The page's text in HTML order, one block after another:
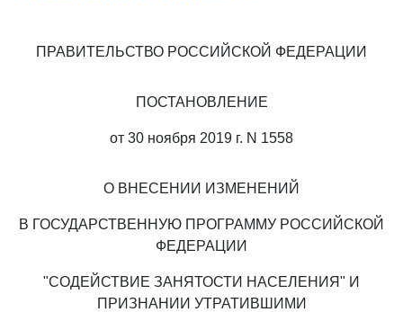
ПРАВИТЕЛЬСТВО РОССИЙСКОЙ ФЕДЕРАЦИИ
ПОСТАНОВЛЕНИЕ
от 30 ноября 2019 г. N 1558
О ВНЕСЕНИИ ИЗМЕНЕНИЙ
В ГОСУДАРСТВЕННУЮ ПРОГРАММУ РОССИЙСКОЙ
ФЕДЕРАЦИИ
"СОДЕЙСТВИЕ ЗАНЯТОСТИ НАСЕЛЕНИЯ" И
ПРИЗНАНИИ УТРАТИВШИМИ